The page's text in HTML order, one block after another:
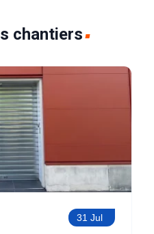
chantiers
31 Jul